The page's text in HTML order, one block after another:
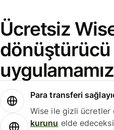
Ücretsiz
dönüştürücü
Para transferi
Wise ile gizli ücretler
kurunu elde